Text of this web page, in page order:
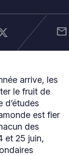
mail
arrive, les
le fruit de
d’études
est fier
des
et 25 juin,